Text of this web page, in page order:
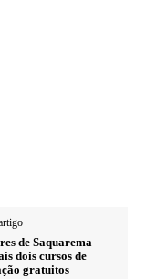
de Saquarema
dois cursos de
gratuitos